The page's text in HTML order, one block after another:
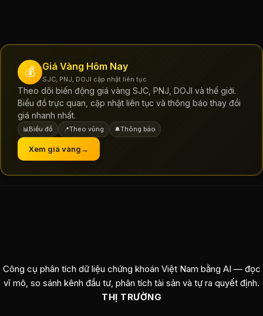
💰 Giá Vàng Hôm Nay
SJC, PNJ, DOJI cập nhật liên tục
Theo dõi biến động giá vàng SJC, PNJ, DOJI và thế giới.
Biểu đồ trực quan, cập nhật liên tục và thông báo thay đổi
giá nhanh nhất.
📊 Biểu đồ 📍Theo vùng 🔔Thông báo
Xem giá vàng→
Công cụ phân tích dữ liệu chứng khoán Việt Nam bằng AI — đọc
vĩ mô, so sánh kênh đầu tư, phân tích tài sản và tự ra quyết định.
THỊ TRƯỜNG